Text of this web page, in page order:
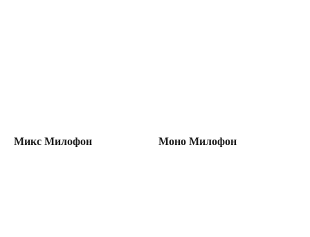
Микс Милофон Моно Милофон